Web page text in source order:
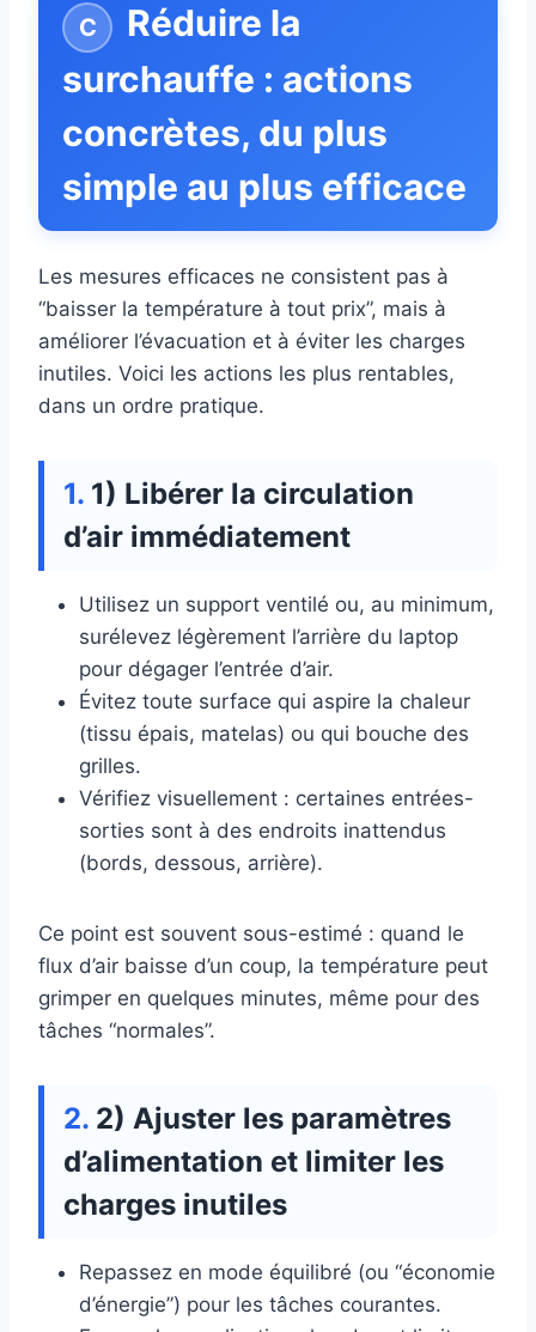
Réduire la
surchauffe : actions
concrètes, du plus
simple au plus efficace
Les mesures efficaces ne consistent pas à
“baisser la température à tout prix”, mais à
améliorer l’évacuation et à éviter les charges
inutiles. Voici les actions les plus rentables,
dans un ordre pratique.
1) Libérer la circulation
d’air immédiatement
Utilisez un support ventilé ou, au minimum,
surélevez légèrement l’arrière du laptop
pour dégager l’entrée d’air.
Évitez toute surface qui aspire la chaleur
(tissu épais, matelas) ou qui bouche des
grilles.
Vérifiez visuellement : certaines entrées-
sorties sont à des endroits inattendus
(bords, dessous, arrière).
Ce point est souvent sous-estimé : quand le
flux d’air baisse d’un coup, la température peut
grimper en quelques minutes, même pour des
tâches “normales”.
2) Ajuster les paramètres
d’alimentation et limiter les
charges inutiles
Repassez en mode équilibré (ou “économie
d’énergie”) pour les tâches courantes.